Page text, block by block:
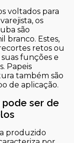
voltados para
os
são
branco. Estes,
retos ou
funções e
Papeis
também são
de aplicação.
pode ser de
produzido